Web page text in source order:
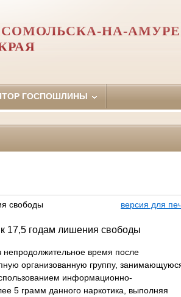
НА-АМУРЕ
ГОСПОШЛИНЫ
свободы
версия для
17,5 годам лишения свободы
непродолжительное время после
организованную группу,
информационно-
5 грамм данного наркотика, выполняя